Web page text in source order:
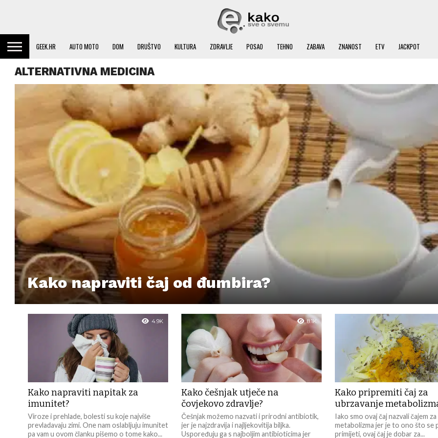
GEEK.HR AUTO MOTO DOM DRUŠTVO KULTURA ZDRAVLJE POSAO TEHNO ZABAVA ZNANOST ETV JACKPOT
ALTERNATIVNA MEDICINA
Kako napraviti čaj od đumbira?
4.9K
Kako napraviti napitak za
imunitet?
Viroze i prehlade, bolesti su koje najviše
prevladavaju zimi. One nam oslabljuju imunitet
pa vam u ovom članku pišemo o tome kako...
8.1K
Kako češnjak utječe na
čovjekovo zdravlje?
Češnjak možemo nazvati i prirodni antibiotik,
jer je najzdravija i najljekovitija biljka.
Uspoređuju ga s najboljim antibioticima jer
Kako pripremiti čaj za
ubrzavanje
Iako smo ovaj čaj nazvali čajem
metabolizma jer je to ono što se
primijeti, ovaj čaj je dobar za...